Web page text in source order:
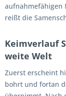
aufnahmefähigen
reißt die
Keimverlauf
weite Welt
Zuerst erscheint
bohrt und fortan